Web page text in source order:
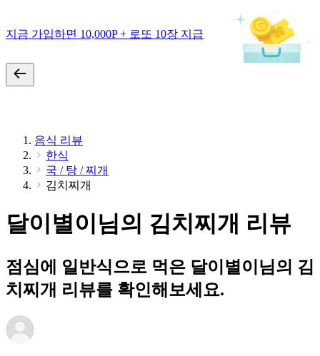
지금 가입하면 10,000P + 로또 10장 지급
음식 리뷰
한식
국 / 탕 / 찌개
김치찌개
달이별이님의 김치찌개 리뷰
점심에 일반식으로 먹은 달이별이님의 김
치찌개 리뷰를 확인해보세요.